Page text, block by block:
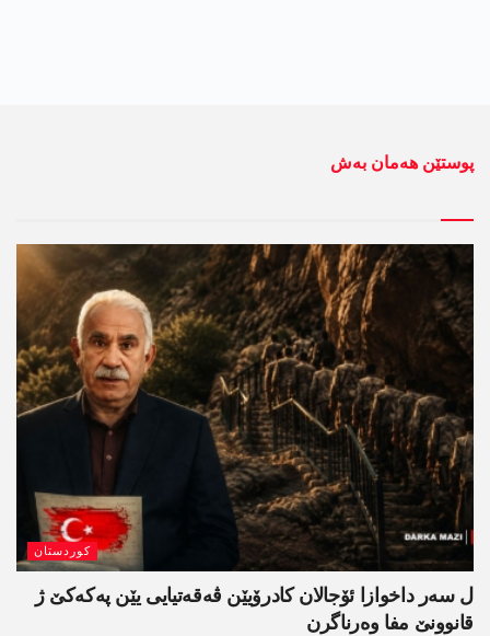
پوستێن ھەمان بەش
کوردستان
ل سەر داخوازا ئۆجالان کادرۆیێن ڤەقەتیایی یێن پەکەکێ ژ
قانوونێ مفا وەرناگرن